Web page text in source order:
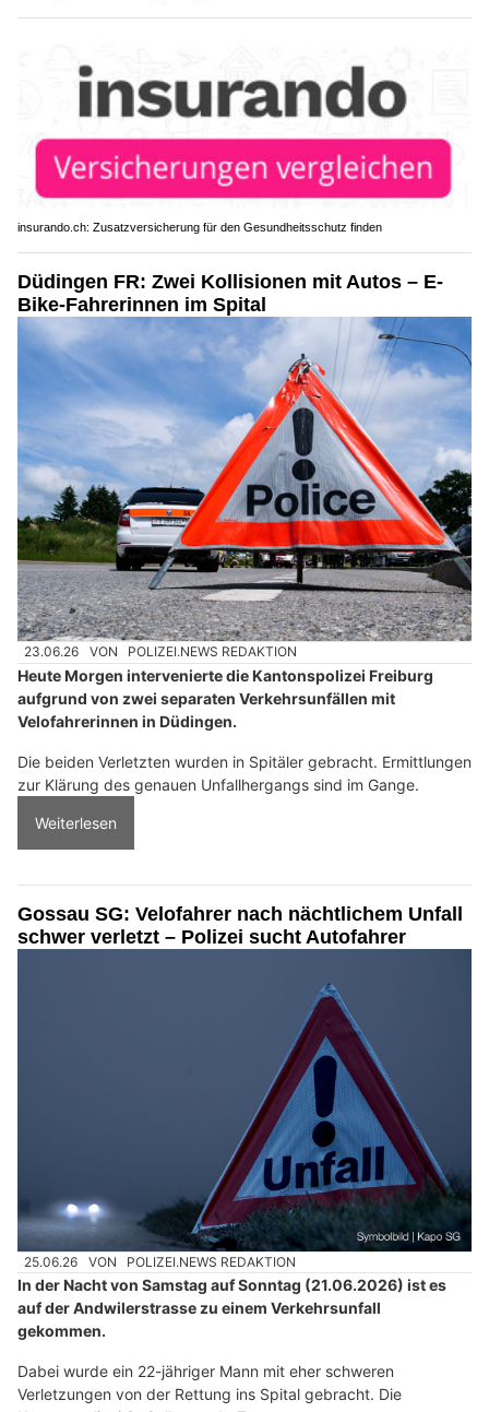
insurando.ch: Zusatzversicherung für den Gesundheitsschutz finden
Düdingen FR: Zwei Kollisionen mit Autos – E-
Bike-Fahrerinnen im Spital
23.06.26 VON POLIZEI.NEWS REDAKTION
Heute Morgen intervenierte die Kantonspolizei Freiburg
aufgrund von zwei separaten Verkehrsunfällen mit
Velofahrerinnen in Düdingen.
Die beiden Verletzten wurden in Spitäler gebracht. Ermittlungen
zur Klärung des genauen Unfallhergangs sind im Gange.
Weiterlesen
Gossau SG: Velofahrer nach nächtlichem Unfall
schwer verletzt – Polizei sucht Autofahrer
25.06.26 VON POLIZEI.NEWS REDAKTION
In der Nacht von Samstag auf Sonntag (21.06.2026) ist es
auf der Andwilerstrasse zu einem Verkehrsunfall
gekommen.
Dabei wurde ein 22-jähriger Mann mit eher schweren
Verletzungen von der Rettung ins Spital gebracht. Die